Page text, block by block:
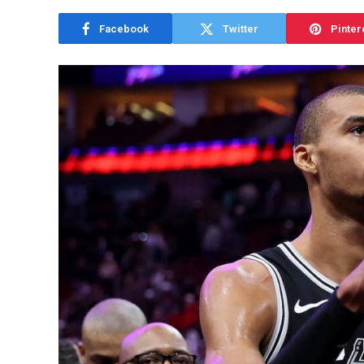
Facebook Twitter